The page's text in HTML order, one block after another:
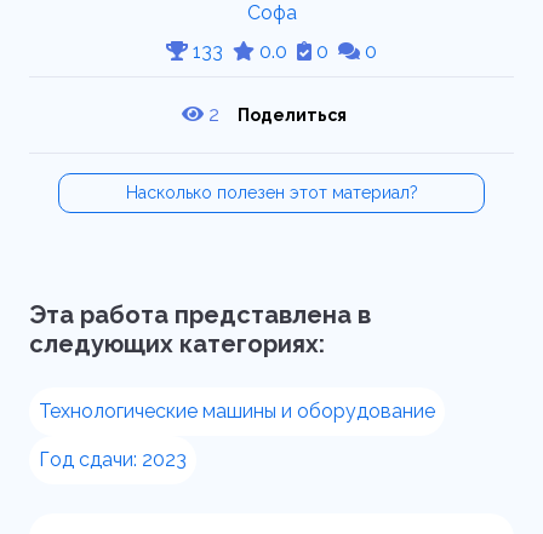
Софа
133
0.0 0 0
2 Поделиться
Насколько полезен этот материал?
Эта работа представлена в
следующих категориях:
Технологические машины и оборудование
Год сдачи: 2023